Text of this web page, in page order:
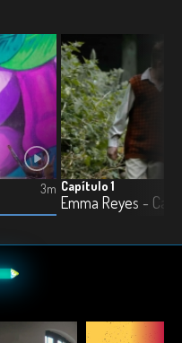
3m Capítulo 1
Emma Reyes -